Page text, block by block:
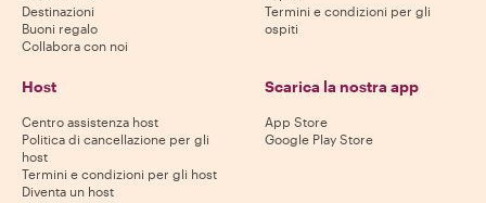
Destinazioni
Buoni regalo
Collabora con noi
Termini e condizioni per gli
ospiti
Host
Centro assistenza host
Politica di cancellazione per gli
host
Termini e condizioni per gli host
Diventa un host
Scarica la nostra app
App Store
Google Play Store